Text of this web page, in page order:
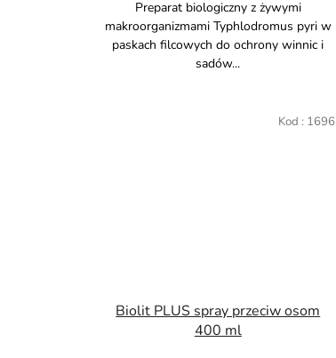
Preparat biologiczny z żywymi
makroorganizmami Typhlodromus pyri w
paskach filcowych do ochrony winnic i
sadów...
Biolit PLUS spray przeciw osom
400 ml
Kod : 1696